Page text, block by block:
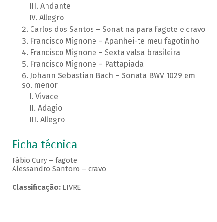
Andante
Allegro
Carlos dos Santos – Sonatina para fagote e cravo
Francisco Mignone – Apanhei-te meu fagotinho
Francisco Mignone – Sexta valsa brasileira
Francisco Mignone – Pattapiada
Johann Sebastian Bach – Sonata BWV 1029 em
sol menor
Vivace
Adagio
Allegro
Ficha técnica
Fábio Cury – fagote
Alessandro Santoro – cravo
Classificação:LIVRE